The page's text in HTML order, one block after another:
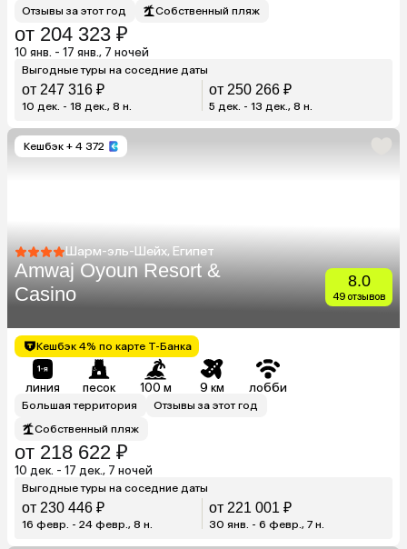
Отзывы за этот год Собственный пляж
от 204 323 ₽
10 янв. - 17 янв., 7 ночей
Выгодные туры на соседние даты
от 247 316 ₽
10 дек. - 18 дек., 8 н.
от 250 266 ₽
5 дек. - 13 дек., 8 н.
Кешбэк + 4 372
Шарм-эль-Шейх, Египет
Amwaj Oyoun Resort &
Casino
8.0
49 отзывов
Кешбэк 4% по карте Т-Банка
линия песок 100 м 9 км лобби
Большая территория
Отзывы за этот год
Собственный пляж
от 218 622 ₽
10 дек. - 17 дек., 7 ночей
Выгодные туры на соседние даты
от 230 446 ₽
16 февр. - 24 февр., 8 н.
от 221 001 ₽
30 янв. - 6 февр., 7 н.